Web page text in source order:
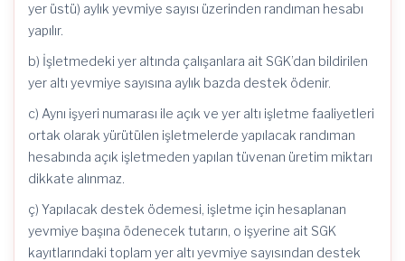
yer üstü) aylık yevmiye sayısı üzerinden randıman hesabı
yapılır.
b) İşletmedeki yer altında çalışanlara ait SGK’dan bildirilen
yer altı yevmiye sayısına aylık bazda destek ödenir.
c) Aynı işyeri numarası ile açık ve yer altı işletme faaliyetleri
ortak olarak yürütülen işletmelerde yapılacak randıman
hesabında açık işletmeden yapılan tüvenan üretim miktarı
dikkate alınmaz.
ç) Yapılacak destek ödemesi, işletme için hesaplanan
yevmiye başına ödenecek tutarın, o işyerine ait SGK
kayıtlarındaki toplam yer altı yevmiye sayısından destek